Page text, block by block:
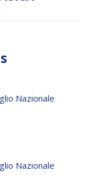
Nazionale
Nazionale